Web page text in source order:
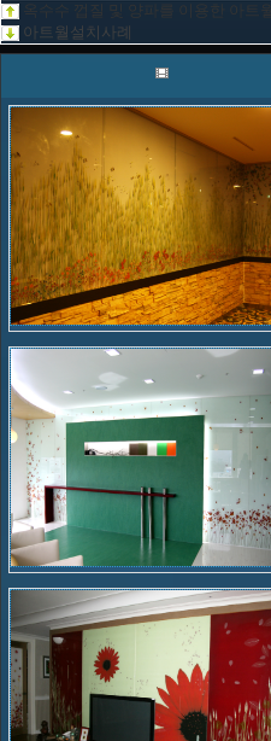
옥수수 껍질 및 양파를 이용한 아트월
아트월설치사례